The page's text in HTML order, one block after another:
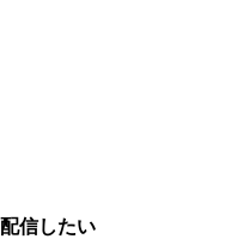
信したい